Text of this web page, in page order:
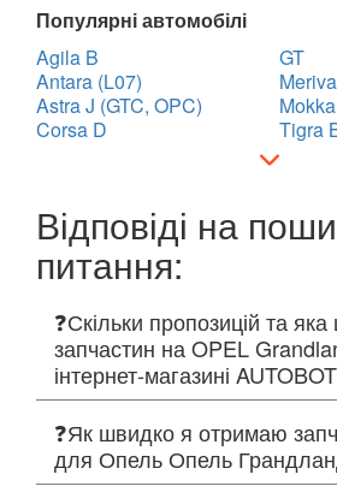
Популярні автомобілі
Agila B
Antara (L07)
Astra J (GTC, OPC)
Corsa D
GT
Mokka
Tigra
Відповіді на
питання:
❓Скільки пропозицій та яка
запчастин на OPEL
інтернет-магазині
❓Як швидко я отримаю
для Опель Опель